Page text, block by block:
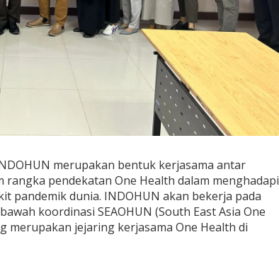
merupakan bentuk kerjasama antar
pendekatan One Health dalam menghadapi
pandemik dunia. INDOHUN akan bekerja pada
koordinasi SEAOHUN (South East Asia One
merupakan jejaring kerjasama One Health di